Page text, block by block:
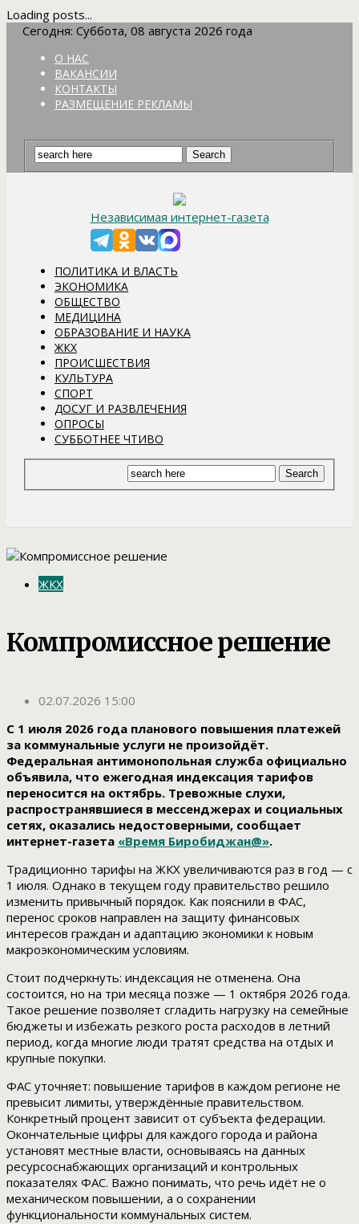
Loading posts...
Сегодня: Суббота, 08 августа 2026 года
О НАС
ВАКАНСИИ
КОНТАКТЫ
РАЗМЕЩЕНИЕ РЕКЛАМЫ
Независимая интернет-газета
ПОЛИТИКА И ВЛАСТЬ
ЭКОНОМИКА
ОБЩЕСТВО
МЕДИЦИНА
ОБРАЗОВАНИЕ И НАУКА
ЖКХ
ПРОИСШЕСТВИЯ
КУЛЬТУРА
СПОРТ
ДОСУГ И РАЗВЛЕЧЕНИЯ
ОПРОСЫ
СУББОТНЕЕ ЧТИВО
ЖКХ
Компромиссное решение
02.07.2026 15:00
С 1 июля 2026 года планового повышения платежей
за коммунальные услуги не произойдёт.
Федеральная антимонопольная служба официально
объявила, что ежегодная индексация тарифов
переносится на октябрь. Тревожные слухи,
распространявшиеся в мессенджерах и социальных
сетях, оказались недостоверными, сообщает
интернет-газета «Время Биробиджан@».
Традиционно тарифы на ЖКХ увеличиваются раз в год — с
1 июля. Однако в текущем году правительство решило
изменить привычный порядок. Как пояснили в ФАС,
перенос сроков направлен на защиту финансовых
интересов граждан и адаптацию экономики к новым
макроэкономическим условиям.
Стоит подчеркнуть: индексация не отменена. Она
состоится, но на три месяца позже — 1 октября 2026 года.
Такое решение позволяет сгладить нагрузку на семейные
бюджеты и избежать резкого роста расходов в летний
период, когда многие люди тратят средства на отдых и
крупные покупки.
ФАС уточняет: повышение тарифов в каждом регионе не
превысит лимиты, утверждённые правительством.
Конкретный процент зависит от субъекта федерации.
Окончательные цифры для каждого города и района
установят местные власти, основываясь на данных
ресурсоснабжающих организаций и контрольных
показателях ФАС. Важно понимать, что речь идёт не о
механическом повышении, а о сохранении
функциональности коммунальных систем.